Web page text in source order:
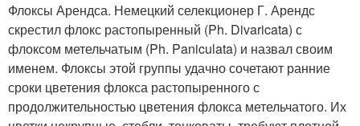
Флоксы Арендса. Немецкий селекционер Г. Арендс
скрестил флокс растопыренный (Ph. Divaricata) с
флоксом метельчатым (Ph. Paniculata) и назвал своим
именем. Флоксы этой группы удачно сочетают ранние
сроки цветения флокса растопыренного с
продолжительностью цветения флокса метельчатого. Их